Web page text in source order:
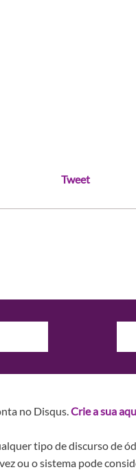
Tweet
no Disqus.Crie a sua
tipo de discurso de
ou o sistema pode